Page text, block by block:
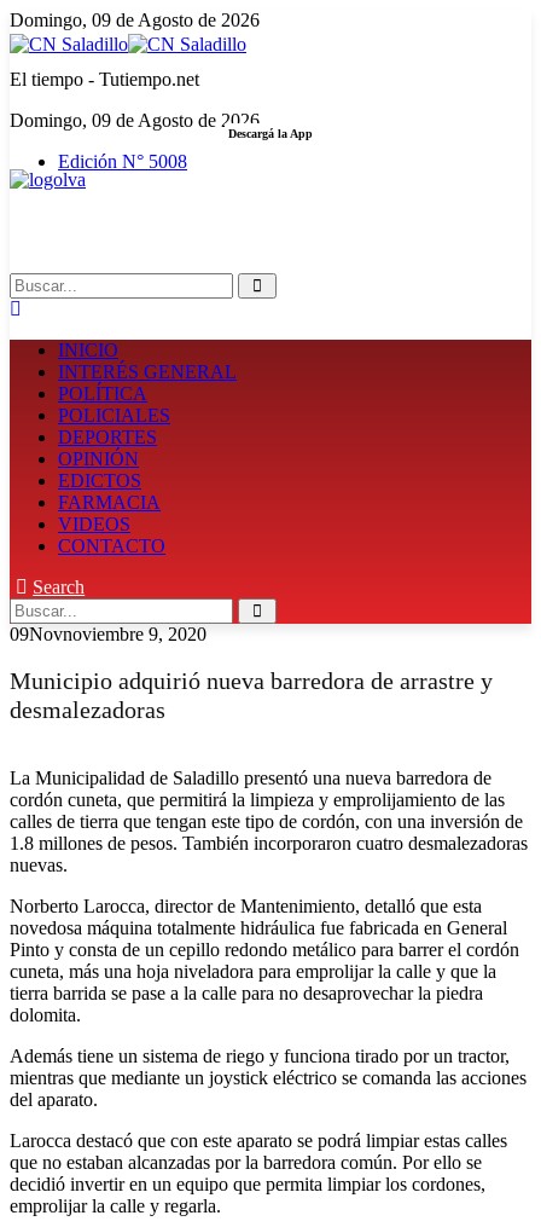
Domingo, 09 de Agosto de 2026
El tiempo - Tutiempo.net
Domingo, 09 de Agosto de 2026
Edición N° 5008
Descargá la App
INICIO
INTERÉS GENERAL
POLÍTICA
POLICIALES
DEPORTES
OPINIÓN
EDICTOS
FARMACIA
VIDEOS
CONTACTO
Search
09Novnoviembre 9, 2020
Municipio adquirió nueva barredora de arrastre y
desmalezadoras
La Municipalidad de Saladillo presentó una nueva barredora de
cordón cuneta, que permitirá la limpieza y emprolijamiento de las
calles de tierra que tengan este tipo de cordón, con una inversión de
1.8 millones de pesos. También incorporaron cuatro desmalezadoras
nuevas.
Norberto Larocca, director de Mantenimiento, detalló que esta
novedosa máquina totalmente hidráulica fue fabricada en General
Pinto y consta de un cepillo redondo metálico para barrer el cordón
cuneta, más una hoja niveladora para emprolijar la calle y que la
tierra barrida se pase a la calle para no desaprovechar la piedra
dolomita.
Además tiene un sistema de riego y funciona tirado por un tractor,
mientras que mediante un joystick eléctrico se comanda las acciones
del aparato.
Larocca destacó que con este aparato se podrá limpiar estas calles
que no estaban alcanzadas por la barredora común. Por ello se
decidió invertir en un equipo que permita limpiar los cordones,
emprolijar la calle y regarla.